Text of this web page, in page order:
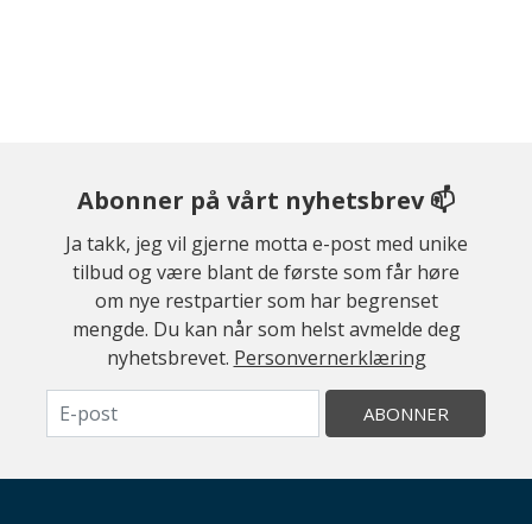
Abonner på vårt nyhetsbrev 📫
Ja takk, jeg vil gjerne motta e-post med unike
tilbud og være blant de første som får høre
om nye restpartier som har begrenset
mengde. Du kan når som helst avmelde deg
nyhetsbrevet. Personvernerklæring
ABONNER